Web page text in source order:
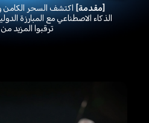
[مقدمة]اكتشف السحر الكامن
الذكاء الاصطناعي مع المبارزة
ترقبوا المزيد